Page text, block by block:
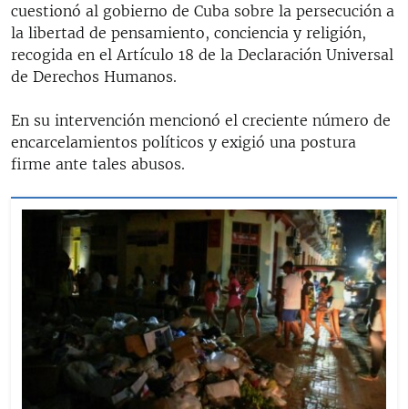
cuestionó al gobierno de Cuba sobre la persecución a
la libertad de pensamiento, conciencia y religión,
recogida en el Artículo 18 de la Declaración Universal
de Derechos Humanos.
En su intervención mencionó el creciente número de
encarcelamientos políticos y exigió una postura
firme ante tales abusos.